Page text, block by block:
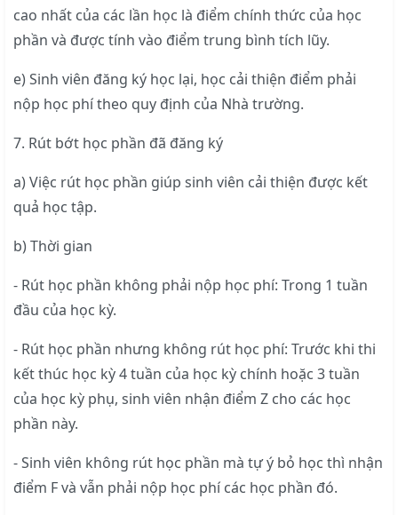
cao nhất của các lần học là điểm chính thức của học
phần và được tính vào điểm trung bình tích lũy.
e) Sinh viên đăng ký học lại, học cải thiện điểm phải
nộp học phí theo quy định của Nhà trường.
7. Rút bớt học phần đã đăng ký
a) Việc rút học phần giúp sinh viên cải thiện được kết
quả học tập.
b) Thời gian
- Rút học phần không phải nộp học phí: Trong 1 tuần
đầu của học kỳ.
- Rút học phần nhưng không rút học phí: Trước khi thi
kết thúc học kỳ 4 tuần của học kỳ chính hoặc 3 tuần
của học kỳ phụ, sinh viên nhận điểm Z cho các học
phần này.
- Sinh viên không rút học phần mà tự ý bỏ học thì nhận
điểm F và vẫn phải nộp học phí các học phần đó.